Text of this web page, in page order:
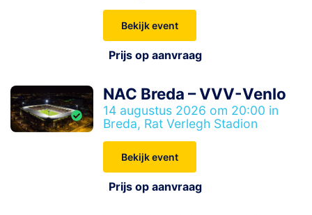
Bekijk event
Prijs op aanvraag
NAC Breda – VVV-Venlo
14 augustus 2026 om 20:00 in
Breda, Rat Verlegh Stadion
Bekijk event
Prijs op aanvraag